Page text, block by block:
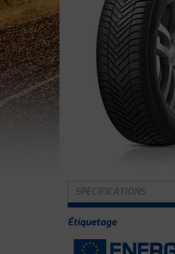
SPÉCIFICATIONS
Étiquetage